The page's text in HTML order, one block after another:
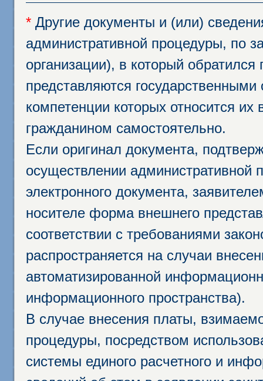
* Другие документы и (или)
административной процедуры, по
организации), в который
представляются
компетенции которых относится
гражданином самостоятельно.
Если оригинал документа,
осуществлении административной
электронного документа,
носителе форма внешнего
соответствии с требованиями
распространяется на случаи
автоматизированной
информационного пространства).
В случае внесения платы,
процедуры, посредством
системы единого расчетного и